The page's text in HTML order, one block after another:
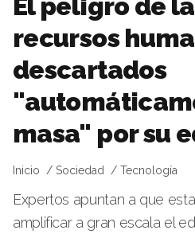
El peligro de
recursos
descartados
masa" por su
Inicio Sociedad Tecnología
Expertos apuntan a que
amplificar a gran escala el